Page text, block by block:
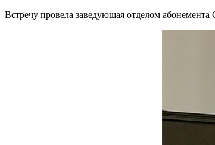
Встречу провела заведующая отделом абонемента